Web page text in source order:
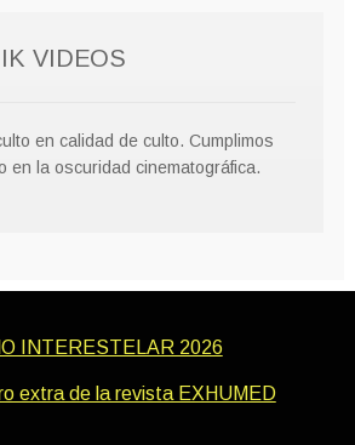
VIDEOS
en calidad de culto. Cumplimos
en la oscuridad cinematográfica.
INTERESTELAR 2026
extra de la revista EXHUMED